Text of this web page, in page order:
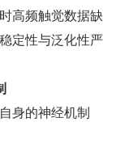
高频触觉数据缺
定性与泛化性严
身的神经机制